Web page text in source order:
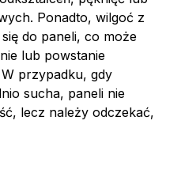
Ponadto, wilgoć z
do paneli, co może
lub powstanie
przypadku, gdy
sucha, paneli nie
lecz należy odczekać,